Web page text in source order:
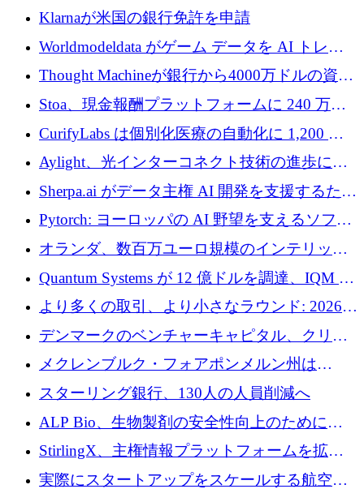
材料スタートアップ TaiSan が 465 万ポンドを
Klarnaが米国の銀行免許を申請
Worldmodeldata がゲーム データを AI トレー
ニングに変えるために 700 万ポンドを獲得
Thought Machineが銀行から4000万ドルの資金
調達、年間収益1億ドルを突破
Stoa、現金報酬プラットフォームに 240 万ド
ルを確保
CurifyLabs は個別化医療の自動化に 1,200 万
ユーロを寄付
Aylight、光インターコネクト技術の進歩に向
けて450万ユーロのプレシードラウンドを終了
Sherpa.ai がデータ主権 AI 開発を支援するため
に 1,800 万ドルを調達
Pytorch: ヨーロッパの AI 野望を支えるソフト
ウェア層
オランダ、数百万ユーロ規模のインテリック
との提携で軍用ドローンにソフトウェアファ
ースト戦略を採用
Quantum Systems が 12 億ドルを調達、IQM が
米国の主要取引所で初の欧州量子企業とな
る、6 月に欧州のスタートアップ資金調達
より多くの取引、より小さなラウンド: 2026
年 6 月に欧州のスタートアップ資金調達
デンマークのベンチャーキャピタル、クリメ
ンタム・キャピタルが気候変動対策ハードウ
ェア投資として初回クローズで6,000万ユーロ
を確保
メクレンブルク・フォアポンメルン州は
Nextcloud を州全体に展開し、オープンソース
戦略を拡大
スターリング銀行、130人の人員削減へ
ALP Bio、生物製剤の安全性向上のために
Venture Kick から 16 万 1,000 ユーロを調達
StirlingX、主権情報プラットフォームを拡張
するためにシリーズ A で 2,000 万ドルを確保
実際にスタートアップをスケールする航空イ